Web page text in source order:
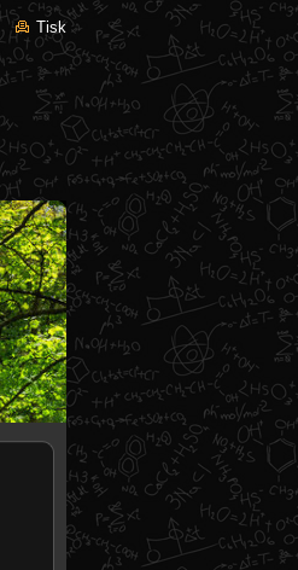
Tisk